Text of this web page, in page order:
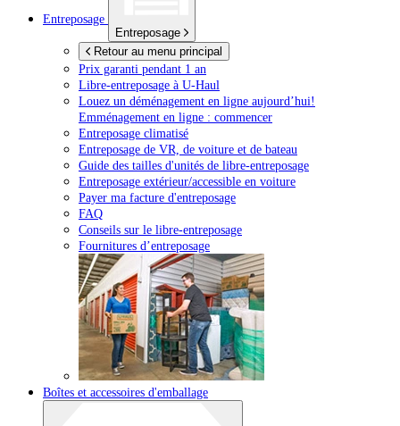
Entreposage
Entreposage
Retour au menu principal
Prix garanti pendant 1 an
Libre-entreposage à U-Haul
Louez un déménagement en ligne aujourd’hui!
Emménagement en ligne : commencer
Entreposage climatisé
Entreposage de VR, de voiture et de bateau
Guide des tailles d'unités de libre-entreposage
Entreposage extérieur/accessible en voiture
Payer ma facture d'entreposage
FAQ
Conseils sur le libre-entreposage
Fournitures d’entreposage
Boîtes et accessoires d'emballage